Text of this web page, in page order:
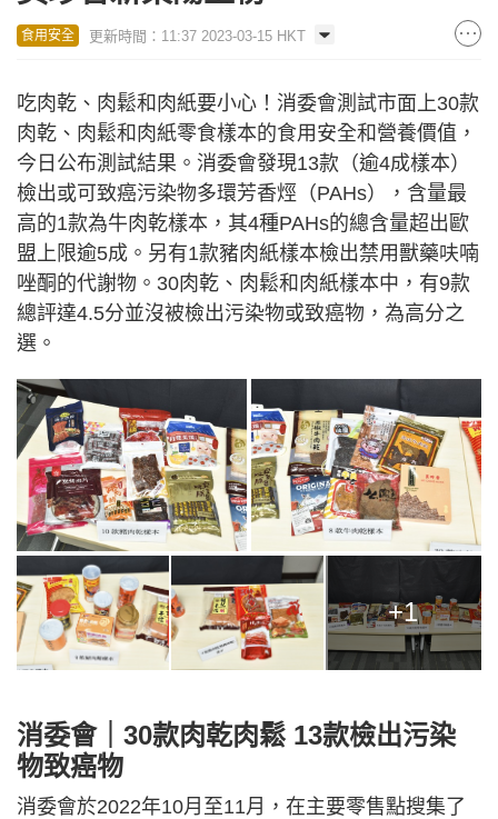
食用安全 更新時間：11:37 2023-03-15 HKT
吃肉乾、肉鬆和肉紙要小心！消委會測試市面上30款
肉乾、肉鬆和肉紙零食樣本的食用安全和營養價值，
今日公布測試結果。消委會發現13款（逾4成樣本）
檢出或可致癌污染物多環芳香烴（PAHs），含量最
高的1款為牛肉乾樣本，其4種PAHs的總含量超出歐
盟上限逾5成。另有1款豬肉紙樣本檢出禁用獸藥呋喃
唑酮的代謝物。30肉乾、肉鬆和肉紙樣本中，有9款
總評達4.5分並沒被檢出污染物或致癌物，為高分之
選。
+1
消委會｜30款肉乾肉鬆 13款檢出污染
物致癌物
消委會於2022年10月至11月，在主要零售點搜集了